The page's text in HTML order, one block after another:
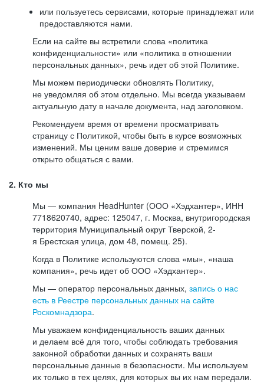
или пользуетесь сервисами, которые принадлежат или
предоставляются нами.
Если на сайте вы встретили слова «политика
конфиденциальности» или «политика в отношении
персональных данных», речь идет об этой Политике.
Мы можем периодически обновлять Политику,
не уведомляя об этом отдельно. Мы всегда указываем
актуальную дату в начале документа, над заголовком.
Рекомендуем время от времени просматривать
страницу с Политикой, чтобы быть в курсе возможных
изменений. Мы ценим ваше доверие и стремимся
открыто общаться с вами.
2. Кто мы
Мы — компания HeadHunter (ООО «Хэдхантер», ИНН
7718620740, адрес: 125047, г. Москва, внутригородская
территория Муниципальный округ Тверской, 2-
я Брестская улица, дом 48, помещ. 25).
Когда в Политике используются слова «мы», «наша
компания», речь идет об ООО «Хэдхантер».
Мы — оператор персональных данных, запись о нас
есть в Реестре персональных данных на сайте
Роскомнадзора.
Мы уважаем конфиденциальность ваших данных
и делаем всё для того, чтобы соблюдать требования
законной обработки данных и сохранять ваши
персональные данные в безопасности. Мы используем
их только в тех целях, для которых вы их нам передали.